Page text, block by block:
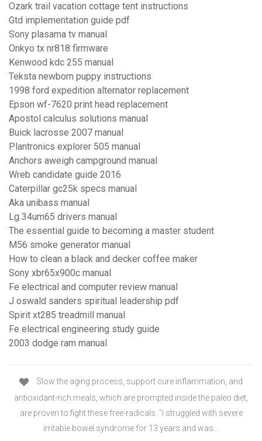
Ozark trail vacation cottage tent instructions
Gtd implementation guide pdf
Sony plasama tv manual
Onkyo tx nr818 firmware
Kenwood kdc 255 manual
Teksta newborn puppy instructions
1998 ford expedition alternator replacement
Epson wf-7620 print head replacement
Apostol calculus solutions manual
Buick lacrosse 2007 manual
Plantronics explorer 505 manual
Anchors aweigh campground manual
Wreb candidate guide 2016
Caterpillar gc25k specs manual
Aka unibass manual
Lg 34um65 drivers manual
The essential guide to becoming a master student
M56 smoke generator manual
How to clean a black and decker coffee maker
Sony xbr65x900c manual
Fe electrical and computer review manual
J oswald sanders spiritual leadership pdf
Spirit xt285 treadmill manual
Fe electrical engineering study guide
2003 dodge ram manual
Slow the aging process, support cure inflammation, and
antioxidant-rich meals, which are prompted inside the paleo diet,
are proven to fight these free-radicals. “i struggled with severe
irritable bowel syndrome for 13 years and was…